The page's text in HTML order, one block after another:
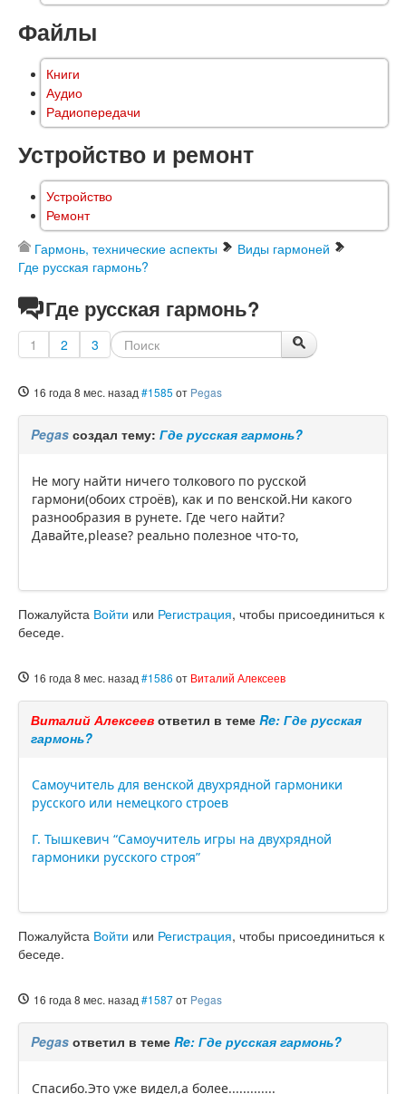
Файлы
Книги
Аудио
Радиопередачи
Устройство и ремонт
Устройство
Ремонт
Гармонь, технические аспекты
Виды гармоней
Где русская гармонь?
Где русская гармонь?
1 2 3
16 года 8 мес. назад #1585 от Pegas
Pegas создал тему: Где русская гармонь?
Не могу найти ничего толкового по русской
гармони(обоих строёв), как и по венской.Ни какого
разнообразия в рунете. Где чего найти?
Давайте,please? реально полезное что-то,
Пожалуйста Войти или Регистрация, чтобы присоединиться к
беседе.
16 года 8 мес. назад #1586 от Виталий Алексеев
Виталий Алексеев ответил в теме Re: Где русская
гармонь?
Самоучитель для венской двухрядной гармоники
русского или немецкого строев
Г. Тышкевич “Самоучитель игры на двухрядной
гармоники русского строя”
Пожалуйста Войти или Регистрация, чтобы присоединиться к
беседе.
16 года 8 мес. назад #1587от Pegas
Pegas ответил в теме Re: Где русская гармонь?
Спасибо.Это уже видел,а более.............